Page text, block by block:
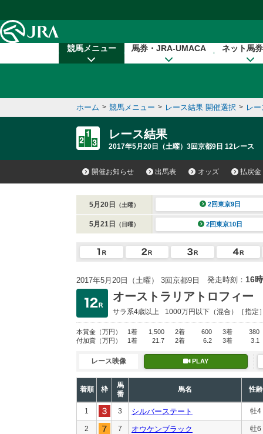
競馬メニュー 馬券・JRA-UMACA ネット馬
ホーム > 競馬メニュー > レース結果 開催選択 > レ
レース結果
2017年5月20日（土曜）3回京都9日 12レース
開催お知らせ 出馬表 オッズ 払戻金
5月20日 （土曜） 2回東京9日
5月21日 （日曜） 2回東京10日
2017年5月20日（土曜） 3回京都9日 発走時刻： 16
オーストラリアトロフィー
サラ系4歳以上 1000万円以下 （混合）［指定
本賞金 （万円） 1着 1,500 2着 600 3着
380
付加賞 （万円） 1着 21.7 2着 6.2 3着 3.1
レース映像 PLAY
着順 枠
馬
番
馬名 性齢
1 3 シルバーステート 牡4
2 7 オウケンブラック 牡6